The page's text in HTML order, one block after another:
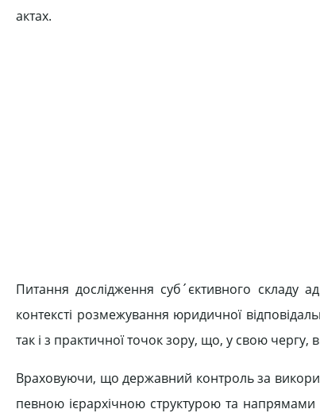
актах.
Питання дослідження суб´єктивно­го складу
контексті розмежування юридичної
так і з прак­тичної точок зору, що, у свою
Враховуючи, що державний контроль за
певною ієрархічною структурою та напрямами